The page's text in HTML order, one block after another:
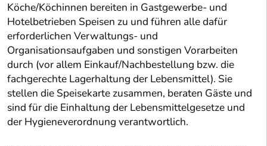
Köche/Köchinnen bereiten in Gastgewerbe- und
Hotelbetrieben Speisen zu und führen alle dafür
erforderlichen Verwaltungs- und
Organisationsaufgaben und sonstigen Vorarbeiten
durch (vor allem Einkauf/Nachbestellung bzw. die
fachgerechte Lagerhaltung der Lebensmittel). Sie
stellen die Speisekarte zusammen, beraten Gäste und
sind für die Einhaltung der Lebensmittelgesetze und
der Hygieneverordnung verantwortlich.